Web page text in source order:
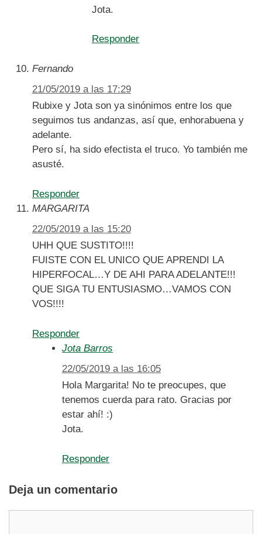
Jota.
Responder
Fernando
21/05/2019 a las 17:29
Rubixe y Jota son ya sinónimos entre los que
seguimos tus andanzas, así que, enhorabuena y
adelante.
Pero sí, ha sido efectista el truco. Yo también me
asusté.
Responder
MARGARITA
22/05/2019 a las 15:20
UHH QUE SUSTITO!!!!
FUISTE CON EL UNICO QUE APRENDI LA
HIPERFOCAL…Y DE AHI PARA ADELANTE!!!
QUE SIGA TU ENTUSIASMO…VAMOS CON
VOS!!!!
Responder
Jota Barros
22/05/2019 a las 16:05
Hola Margarita! No te preocupes, que
tenemos cuerda para rato. Gracias por
estar ahí! :)
Jota.
Responder
Deja un comentario